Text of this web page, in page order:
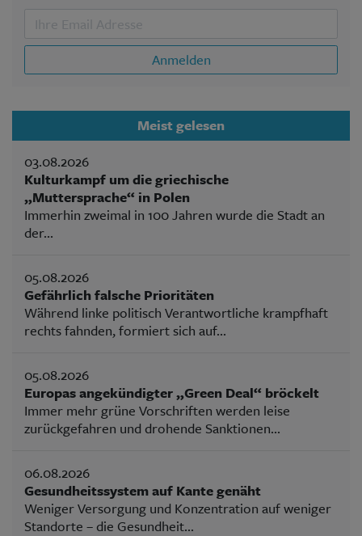
Anmelden
Meist gelesen
03.08.2026
Kulturkampf um die griechische
„Muttersprache“ in Polen
Immerhin zweimal in 100 Jahren wurde die Stadt an
der...
05.08.2026
Gefährlich falsche Prioritäten
Während linke politisch Verantwortliche krampfhaft
rechts fahnden, formiert sich auf...
05.08.2026
Europas angekündigter „Green Deal“ bröckelt
Immer mehr grüne Vorschriften werden leise
zurückgefahren und drohende Sanktionen...
06.08.2026
Gesundheitssystem auf Kante genäht
Weniger Versorgung und Konzentration auf weniger
Standorte – die Gesundheit...